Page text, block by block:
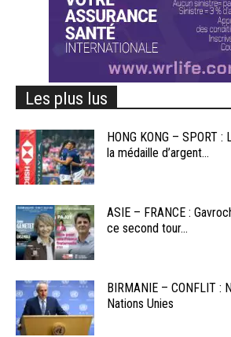
Les plus lus
HONG KONG – SPORT
la médaille d’argent...
ASIE – FRANCE :
ce second tour...
BIRMANIE – CONFLIT :
Nations Unies